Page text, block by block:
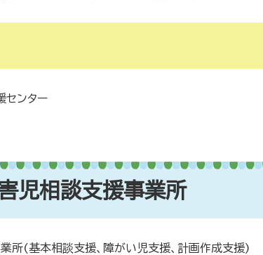
センター
児相談支援事業所
所(基本相談支援、障がい児支援、計画作成支援)